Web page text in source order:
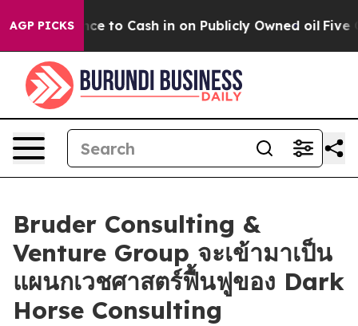
AGP PICKS
Chance to Cash in on Publicly Owned oil Five
Bruder Consulting &
Venture Group จะเข้ามาเป็น
แผนกเวชศาสตร์ฟื้นฟูของ Dark
Horse Consulting